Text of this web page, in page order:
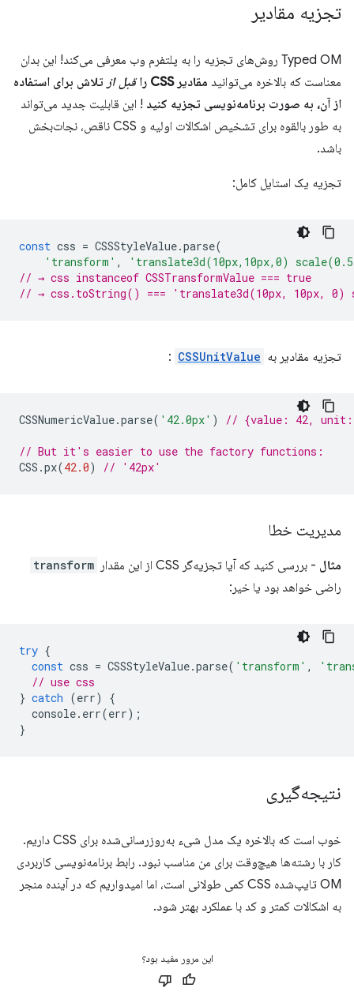
تجزیه مقادیر
Typed OM روش‌های تجزیه را به پلتفرم وب معرفی می‌کند! این بدان
معناست که بالاخره می‌توانید مقادیر CSS را قبل از تلاش برای استفاده
از آن، به صورت برنامه‌نویسی تجزیه کنید ! این قابلیت جدید می‌تواند
به طور بالقوه برای تشخیص اشکالات اولیه و CSS ناقص، نجات‌بخش
باشد.
تجزیه یک استایل کامل:
const css = CSSStyleValue.parse(
'transform' ,
'translate3d(10px,10px,0)
// → css instanceof CSSTransformValue === true
// → css.toString() === 'translate3d(10px, 10px, 0)
تجزیه مقادیر به CSSUnitValue
:
CSSNumericValue.parse( '42.0px' ) // {value: 42,
// But it's easier to use the factory functions:
CSS .px(42.0) // '42px'
مدیریت خطا
مثال - بررسی کنید که آیا تجزیه‌گر CSS از این مقدار transform
راضی خواهد بود یا خیر:
try {
const css = CSSStyleValue.parse( 'transform' ,
// use css
} catch (err)
{
console. err(err);
}
نتیجه‌گیری
خوب است که بالاخره یک مدل شیء به‌روزرسانی‌شده برای CSS داریم.
کار با رشته‌ها هیچ‌وقت برای من مناسب نبود. رابط برنامه‌نویسی کاربردی
OM تایپ‌شده CSS کمی طولانی است، اما امیدواریم که در آینده منجر
به اشکالات کمتر و کد با عملکرد بهتر شود.
این مرور مفید بود؟